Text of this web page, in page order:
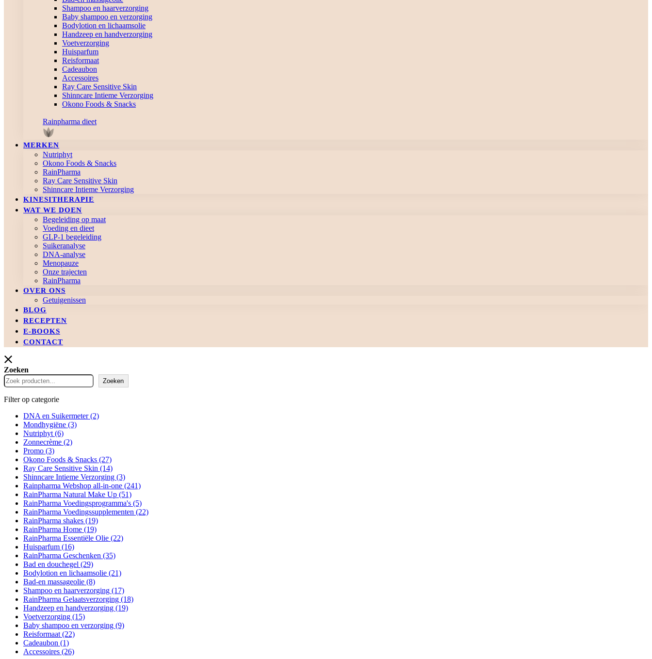
Shampoo en haarverzorging
Baby shampoo en verzorging
Bodylotion en lichaamsolie
Handzeep en handverzorging
Voetverzorging
Huisparfum
Reisformaat
Cadeaubon
Accessoires
Ray Care Sensitive Skin
Shinncare Intieme Verzorging
Okono Foods & Snacks
Rainpharma dieet
MERKEN
Nutriphyt
Okono Foods & Snacks
RainPharma
Ray Care Sensitive Skin
Shinncare Intieme Verzorging
KINESITHERAPIE
WAT WE DOEN
Begeleiding op maat
Voeding en dieet
GLP-1 begeleiding
Suikeranalyse
DNA-analyse
Menopauze
Onze trajecten
RainPharma
OVER ONS
Getuigenissen
BLOG
RECEPTEN
E-BOOKS
CONTACT
Zoeken
Zoeken
Filter op categorie
DNA en Suikermeter(2)
Mondhygiëne (3)
Nutriphyt (6)
Zonnecrème (2)
Promo (3)
Okono Foods & Snacks (27)
Ray Care Sensitive Skin (14)
Shinncare Intieme Verzorging (3)
Rainpharma Webshop all-in-one (241)
RainPharma Natural Make Up (51)
RainPharma Voedingsprogramma's (5)
RainPharma Voedingssupplementen (22)
RainPharma shakes (19)
RainPharma Home (19)
RainPharma Essentiële Olie (22)
Huisparfum (16)
RainPharma Geschenken (35)
Bad en douchegel (29)
Bodylotion en lichaamsolie (21)
Bad-en massageolie (8)
Shampoo en haarverzorging (17)
RainPharma Gelaatsverzorging (18)
Handzeep en handverzorging (19)
Voetverzorging (15)
Baby shampoo en verzorging (9)
Reisformaat (22)
Cadeaubon (1)
Accessoires (26)